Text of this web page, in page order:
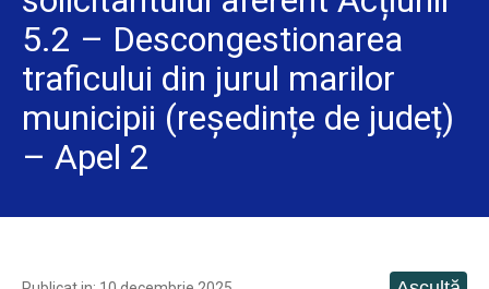
5.2 – Descongestionarea
traficului din jurul marilor
municipii (reședințe de județ)
– Apel 2